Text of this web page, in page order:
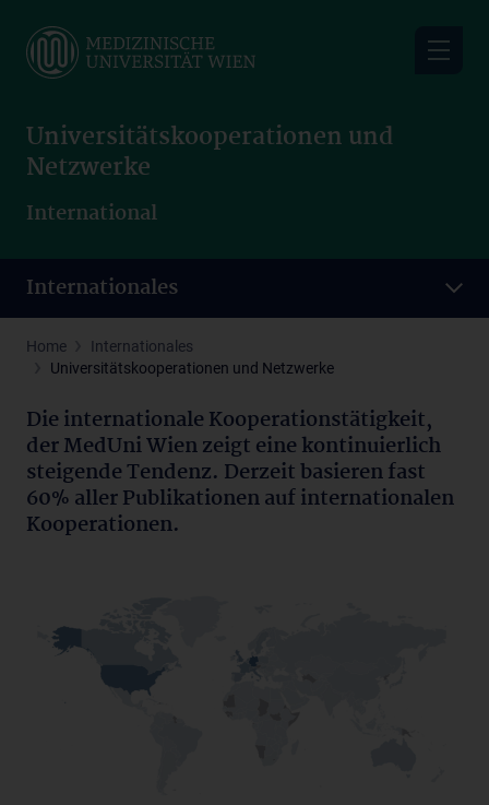
main
Universitätskooperationen und
Netzwerke
International
Internationales
Home
Internationales
Universitätskooperationen und Netzwerke
Die internationale Kooperationstätigkeit,
der MedUni Wien zeigt eine kontinuierlich
steigende Tendenz. Derzeit basieren fast
60% aller Publikationen auf internationalen
Kooperationen.